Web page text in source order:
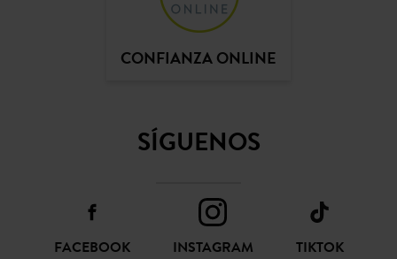
CONFIANZA ONLINE
SÍGUENOS
FACEBOOK INSTAGRAM TIKTOK